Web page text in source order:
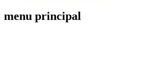
menu principal